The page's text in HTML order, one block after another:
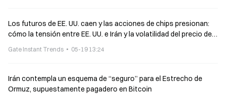
Los futuros de EE. UU. caen y las acciones de chips presionan:
cómo la tensión entre EE. UU. e Irán y la volatilidad del precio del
Gate Instant Trends 05-19 13:24
Irán contempla un esquema de “seguro” para el Estrecho de
Ormuz, supuestamente pagadero en Bitcoin